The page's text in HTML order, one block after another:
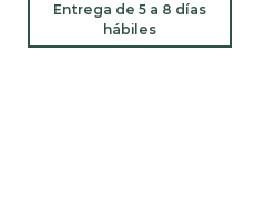
Entrega de 5 a 8 días
hábiles